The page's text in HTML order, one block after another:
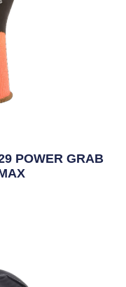
POWER GRAB